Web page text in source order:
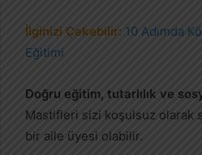
İlginizi Çekebilir: 10 Adımda
Eğitimi
Doğru eğitim, tutarlılık ve
Mastifleri sizi koşulsuz olarak
bir aile üyesi olabilir.